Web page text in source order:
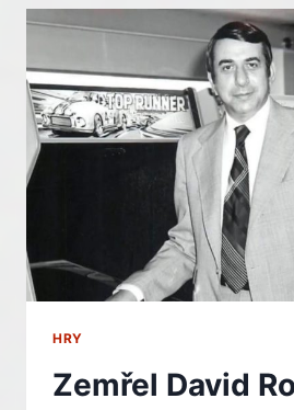
VE
VĚCI
UZAVŘENÍ
STUDIA
HALIFAX,
VYŽÁDALY
SI
DOKUMENTACI
HRY
Zemřel David